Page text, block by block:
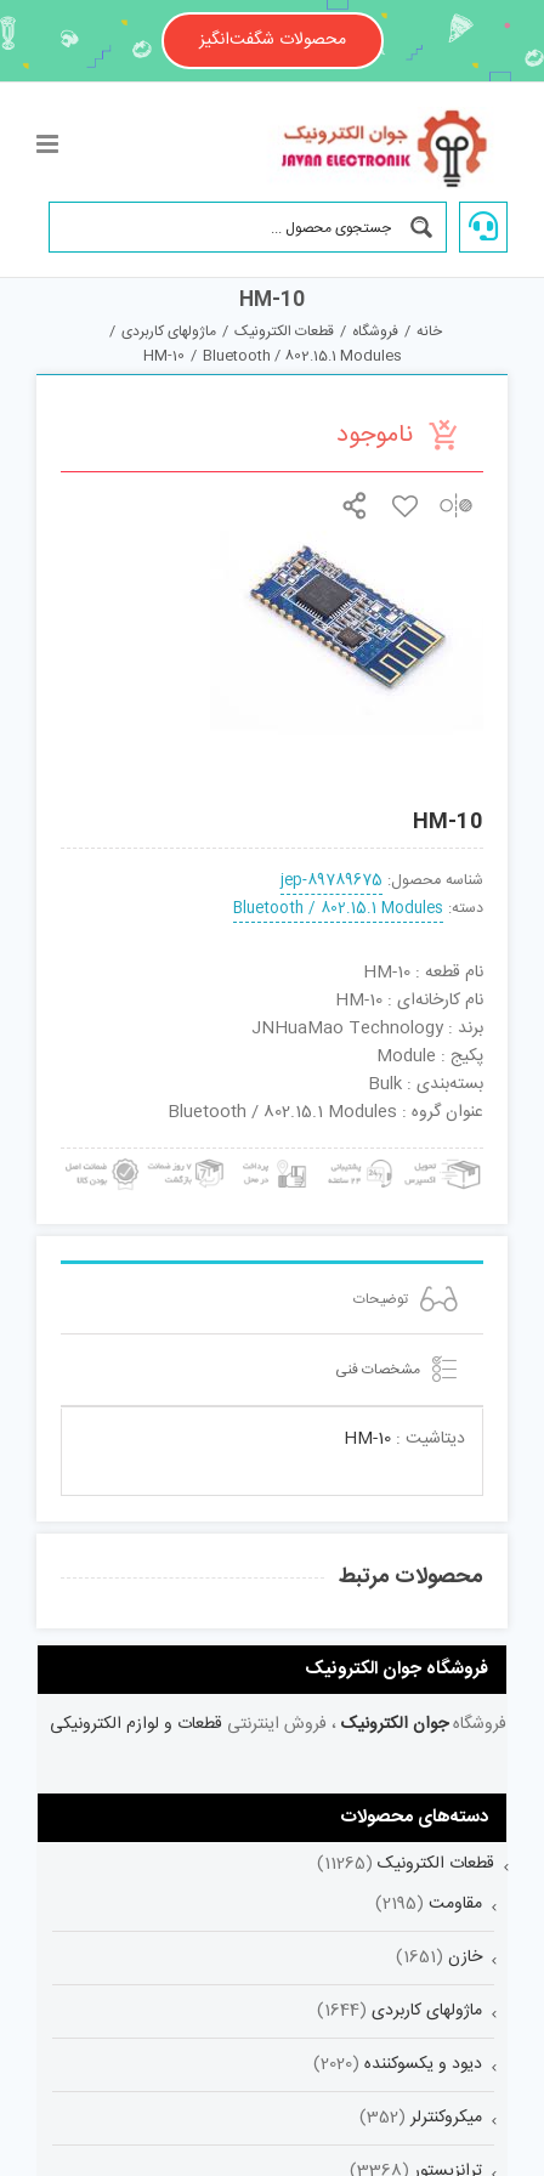
content
محصولات شگفت‌انگیز
HM-10
خانه / فروشگاه / قطعات الکترونیک / ماژولهای کاربردی /
Bluetooth / 802.15.1 Modules
/
HM-10
ناموجود
HM-10
شناسه محصول: jep-89789675
دسته: Bluetooth / 802.15.1 Modules
نام قطعه : HM-10
نام کارخانه‌ای : HM-10
برند : JNHuaMao Technology
پکیج : Module
بسته‌بندی : Bulk
عنوان گروه : Bluetooth / 802.15.1 Modules
توضیحات
مشخصات فنی
دیتاشیت : HM-10
محصولات مرتبط
فروشگاه جوان الکترونیک
فروشگاهجوان الکترونیک ، فروش اینترنتی قطعات و لوازم الکترونیکی
دسته‌های محصولات
قطعات الکترونیک (11265)
مقاومت (2195)
خازن (1651)
ماژولهای کاربردی (1644)
دیود و یکسوکننده (2020)
میکروکنترلر (352)